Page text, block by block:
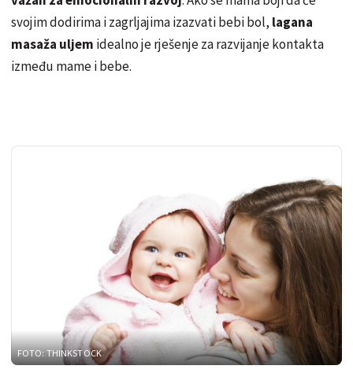
svojim dodirima i zagrljajima izazvati bebi bol, lagana
masaža uljem idealno je rješenje za razvijanje kontakta
između mame i bebe.
FOTO: THINKSTOCK